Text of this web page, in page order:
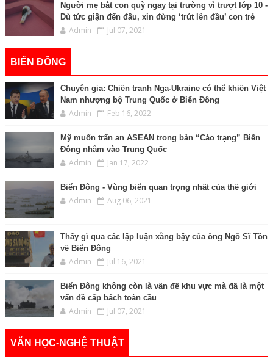
Người mẹ bắt con quỳ ngay tại trường vì trượt lớp 10 -
Dù tức giận đến đâu, xin đừng ‘trút lên đầu’ con trẻ
Admin Jul 07, 2021
BIỂN ĐÔNG
Chuyên gia: Chiến tranh Nga-Ukraine có thể khiến Việt
Nam nhượng bộ Trung Quốc ở Biển Đông
Admin Feb 16, 2022
Mỹ muốn trấn an ASEAN trong bản “Cáo trạng” Biển
Đông nhắm vào Trung Quốc
Admin Jan 17, 2022
Biển Đông - Vùng biển quan trọng nhất của thế giới
Admin Aug 06, 2021
Thấy gì qua các lập luận xằng bậy của ông Ngô Sĩ Tồn
về Biển Đông
Admin Jul 16, 2021
Biển Đông không còn là vấn đề khu vực mà đã là một
vấn đề cấp bách toàn cầu
Admin Jul 07, 2021
VĂN HỌC-NGHỆ THUẬT